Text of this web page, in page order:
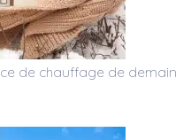
de chauffage de demain